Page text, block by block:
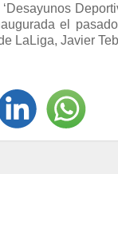
el
LaLiga, Javier